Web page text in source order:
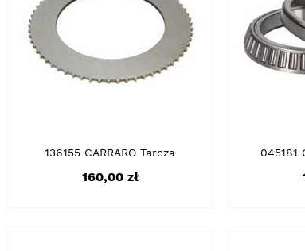
136155 CARRARO Tarcza
Cena
160,00 zł
045181